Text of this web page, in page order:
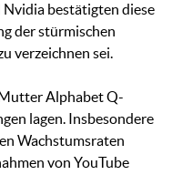
Nvidia bestätigten diese
der stürmischen
verzeichnen sei.
Alphabet Q-
lagen. Insbesondere
Wachstumsraten
von YouTube